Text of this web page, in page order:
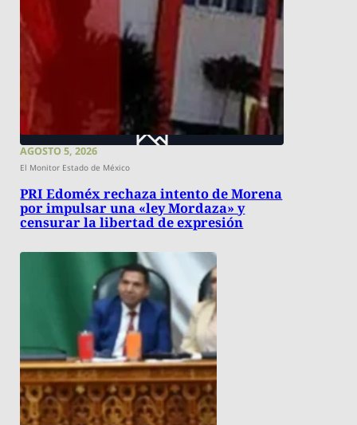
AGOSTO 5, 2026
El Monitor Estado de México
PRI Edoméx rechaza intento de Morena
por impulsar una «ley Mordaza» y
censurar la libertad de expresión